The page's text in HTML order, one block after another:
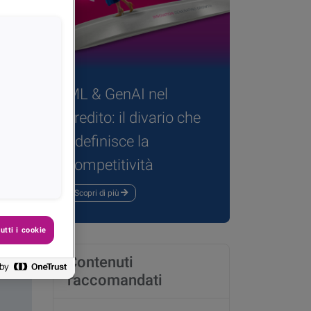
ML & GenAI nel
credito: il divario che
ridefinisce la
competitività
Scopri di più
Contenuti
raccomandati
i cookie